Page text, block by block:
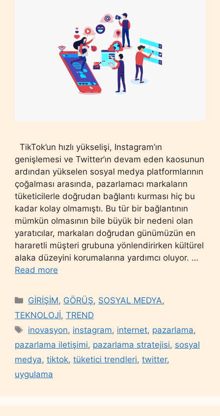
TikTok’un hızlı yükselişi, Instagram’ın
genişlemesi ve Twitter’ın devam eden kaosunun
ardından yükselen sosyal medya platformlarının
çoğalması arasında, pazarlamacı markaların
tüketicilerle doğrudan bağlantı kurması hiç bu
kadar kolay olmamıştı. Bu tür bir bağlantının
mümkün olmasının bile büyük bir nedeni olan
yaratıcılar, markaları doğrudan günümüzün en
hararetli müşteri grubuna yönlendirirken kültürel
alaka düzeyini korumalarına yardımcı oluyor. …
Read more
Categories
GİRİŞİM, GÖRÜŞ, SOSYAL MEDYA,
TEKNOLOJİ, TREND
Tags
inovasyon, instagram, internet, pazarlama,
pazarlama iletişimi, pazarlama stratejisi, sosyal
medya, tiktok, tüketici trendleri, twitter,
uygulama